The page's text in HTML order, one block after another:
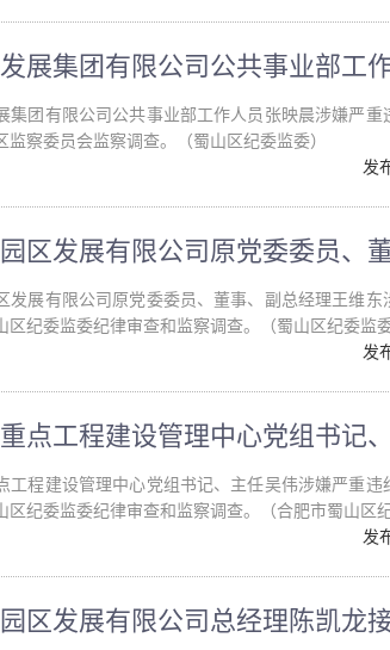
集团有限公司公共事业部工作人员张映晨涉嫌严重
察委员会监察调查。（蜀山区纪委监委）
发
发展有限公司原党委委员、董事、副总经理王维东
区纪委监委纪律审查和监察调查。（蜀山区纪委监委
发
工程建设管理中心党组书记、主任吴伟涉嫌严重违
区纪委监委纪律审查和监察调查。（合肥市蜀山区纪
发